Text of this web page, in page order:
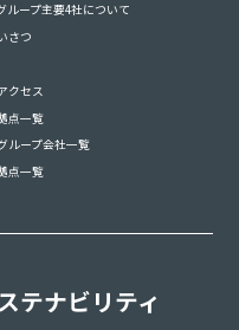
ループ主要4社について
さつ
クセス
点一覧
ループ会社一覧
点一覧
テナビリティ